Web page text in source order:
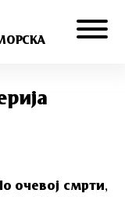
очевој смрти,